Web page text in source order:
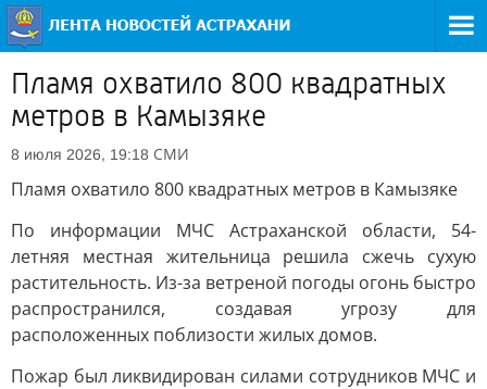
Пламя охватило 800 квадратных
метров в Камызяке
8 июля 2026, 19:18 СМИ
Пламя охватило 800 квадратных метров в Камызяке
По информации МЧС Астраханской области, 54-
летняя местная жительница решила сжечь сухую
растительность. Из-за ветреной погоды огонь быстро
распространился, создавая угрозу для
расположенных поблизости жилых домов.
Пожар был ликвидирован силами сотрудников МЧС и